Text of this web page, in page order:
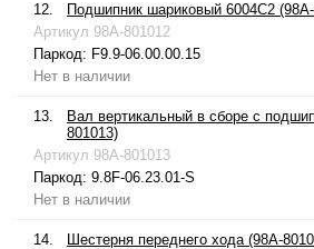
12.
Подшипник шариковый 6004C2
Артикул 98A-801012
Паркод: F9.9-06.00.00.15
Нет в наличии
13.
Вал вертикальный в сборе с
801013)
Артикул 98A-801013
Паркод: 9.8F-06.23.01-S
Нет в наличии
14.
Шестерня переднего хода (98A-